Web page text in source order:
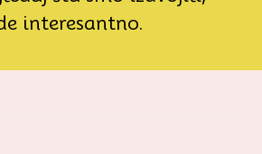
interesantno.